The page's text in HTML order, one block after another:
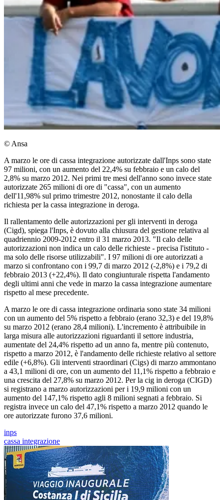
© Ansa
A marzo le ore di cassa integrazione autorizzate dall'Inps sono state
97 milioni, con un aumento del 22,4% su febbraio e un calo del
2,8% su marzo 2012. Nei primi tre mesi dell'anno sono invece state
autorizzate 265 milioni di ore di "cassa", con un aumento
dell'11,98% sul primo trimestre 2012, nonostante il calo della
richiesta per la cassa integrazione in deroga.
Il rallentamento delle autorizzazioni per gli interventi in deroga
(Cigd), spiega l'Inps, è dovuto alla chiusura del gestione relativa al
quadriennio 2009-2012 entro il 31 marzo 2013. "Il calo delle
autorizzazioni non indica un calo delle richieste - precisa l'istituto -
ma solo delle risorse utilizzabili". I 97 milioni di ore autorizzati a
marzo si confrontano con i 99,7 di marzo 2012 (-2,8%) e i 79,2 di
febbraio 2013 (+22,4%). Il dato congiunturale rispetta l'andamento
degli ultimi anni che vede in marzo la cassa integrazione aumentare
rispetto al mese precedente.
A marzo le ore di cassa integrazione ordinaria sono state 34 milioni
con un aumento del 5% rispetto a febbraio (erano 32,3) e del 19,8%
su marzo 2012 (erano 28,4 milioni). L'incremento è attribuibile in
larga misura alle autorizzazioni riguardanti il settore industria,
aumentate del 24,4% rispetto ad un anno fa, mentre più contenuto,
rispetto a marzo 2012, è l'andamento delle richieste relativo al settore
edile (+6,8%). Gli interventi straordinari (Cigs) di marzo ammontano
a 43,1 milioni di ore, con un aumento del 11,1% rispetto a febbraio e
una crescita del 27,8% su marzo 2012. Per la cig in deroga (CIGD)
si registrano a marzo autorizzazioni per i 19,9 milioni con un
aumento del 147,1% rispetto agli 8 milioni segnati a febbraio. Si
registra invece un calo del 47,1% rispetto a marzo 2012 quando le
ore autorizzate furono 37,6 milioni.
inps
cassa integrazione